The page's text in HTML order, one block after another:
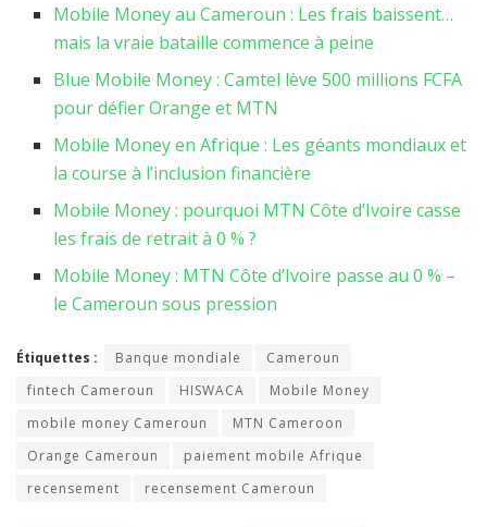
Mobile Money au Cameroun : Les frais baissent…
mais la vraie bataille commence à peine
Blue Mobile Money : Camtel lève 500 millions FCFA
pour défier Orange et MTN
Mobile Money en Afrique : Les géants mondiaux et
la course à l’inclusion financière
Mobile Money : pourquoi MTN Côte d’Ivoire casse
les frais de retrait à 0 % ?
Mobile Money : MTN Côte d’Ivoire passe au 0 % –
le Cameroun sous pression
Étiquettes : Banque mondiale
Cameroun
fintech Cameroun
HISWACA
Mobile Money
mobile money Cameroun
MTN Cameroon
Orange Cameroun
paiement mobile Afrique
recensement
recensement Cameroun